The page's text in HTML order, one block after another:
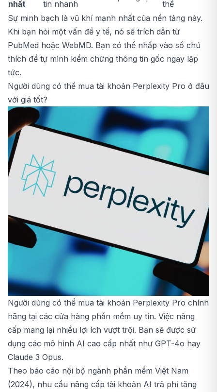
nhất tin nhanh
thể
Sự minh bạch là vũ khí mạnh nhất của nền tảng này.
Khi bạn hỏi một vấn đề y tế, nó sẽ trích dẫn từ
PubMed hoặc WebMD. Bạn có thể nhấp vào số chú
thích để tự mình kiểm chứng thông tin gốc ngay lập
tức.
Người dùng có thể mua tài khoản Perplexity Pro ở đâu
với giá tốt?
Người dùng có thể mua tài khoản Perplexity Pro chính
hãng tại các cửa hàng phần mềm uy tín. Việc nâng
cấp mang lại nhiều lợi ích vượt trội. Bạn sẽ được sử
dụng các mô hình AI cao cấp nhất như GPT-4o hay
Claude 3 Opus.
Theo báo cáo nội bộ ngành phần mềm Việt Nam
(2024), nhu cầu nâng cấp tài khoản AI trả phí tăng